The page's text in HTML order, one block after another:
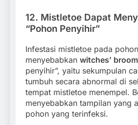
12. Mistletoe Dapat
“Pohon Penyihir”
Infestasi mistletoe pada
menyebabkan witches’ broom
penyihir”, yaitu sekumpulan
tumbuh secara abnormal di
tempat mistletoe menempel.
menyebabkan tampilan yang
pohon yang terinfeksi.